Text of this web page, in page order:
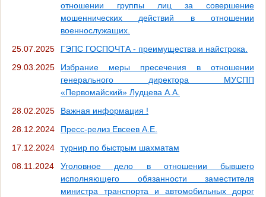
отношении группы лиц за совершение
мошеннических действий в отношении
военнослужащих.
25.07.2025
ГЭПС ГОСПОЧТА - преимущества и найстрока.
29.03.2025
Избрание меры пресечения в отношении
генерального директора МУСПП
«Первомайский» Лудцева А.А.
28.02.2025
Важная информация !
28.12.2024
Пресс-релиз Евсеев А.Е.
17.12.2024
турнир по быстрым шахматам
08.11.2024
Уголовное дело в отношении бывшего
исполняющего обязанности заместителя
министра транспорта и автомобильных дорог